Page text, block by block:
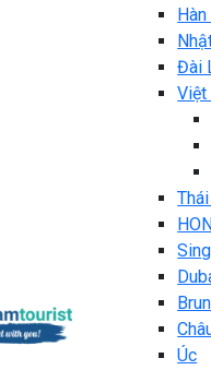
Đài
Việt
Úc